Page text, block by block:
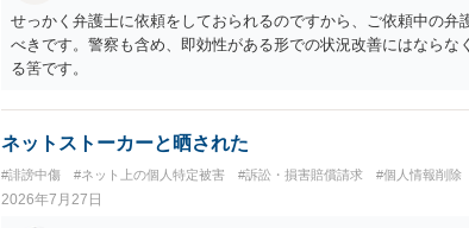
事実関係を整理した上で弁護士へ直接相談するべきでしょう。
せっかく弁護士に依頼をしておられるのですから、ご依頼中の弁
べきです。警察も含め、即効性がある形での状況改善にはならな
る筈です。
ネットストーカーと晒された
#誹謗中傷 #ネット上の個人特定被害 #訴訟・損害賠償請求 #個人情報削除
2026年7月27日